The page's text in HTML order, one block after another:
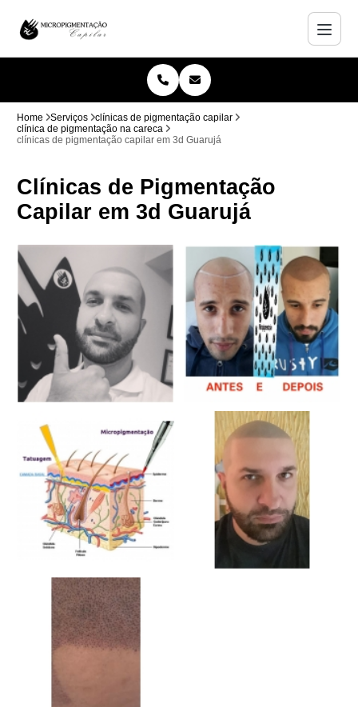
Home Serviços
clínicas de pigmentação capilar
clínica de pigmentação na careca
clínicas de pigmentação capilar em 3d Guarujá
Clínicas de Pigmentação
Capilar em 3d Guarujá